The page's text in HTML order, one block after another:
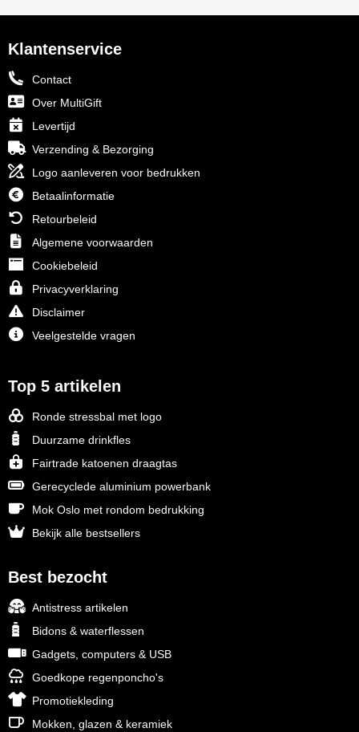
Klantenservice
Contact
Over MultiGift
Levertijd
Verzending & Bezorging
Logo aanleveren voor bedrukken
Betaalinformatie
Retourbeleid
Algemene voorwaarden
Cookiebeleid
Privacyverklaring
Disclaimer
Veelgestelde vragen
Top 5 artikelen
Ronde stressbal met logo
Duurzame drinkfles
Fairtrade katoenen draagtas
Gerecyclede aluminium powerbank
Mok Oslo met rondom bedrukking
Bekijk alle bestsellers
Best bezocht
Antistress artikelen
Bidons & waterflessen
Gadgets, computers & USB
Goedkope regenponcho's
Promotiekleding
Mokken, glazen & keramiek